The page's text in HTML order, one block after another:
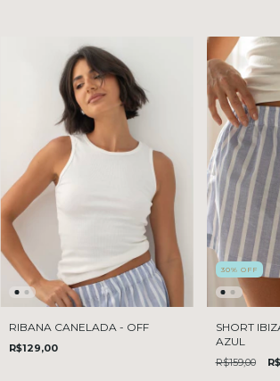
RIBANA CANELADA - OFF
R$129,00
30% OFF
SHORT
AZUL
R$159,00